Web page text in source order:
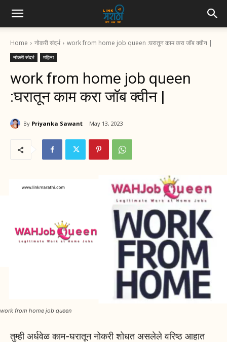
Home नोकरी संदर्भ work from home job queen :घरातून काम करा जॉब क्वीन |
नोकरी संदर्भ महिला
work from home job queen
:घरातून काम करा जॉब क्वीन |
By Priyanka Sawant May 13, 2023
work from home job queen
तुम्ही अर्धवेळ काम-घरातून नोकरी शोधत असलेले वरिष्ठ आहात